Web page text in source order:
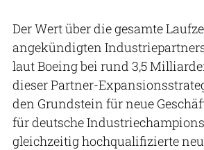
Der Wert über die gesamte
angekündigten
laut Boeing bei rund 3,5
dieser Partner-
den Grundstein für neue
für deutsche
gleichzeitig hochqualifizierte